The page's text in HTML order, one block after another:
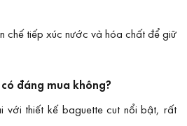
chế tiếp xúc nước và hóa chất để giữ
đáng mua không?
với thiết kế baguette cut nổi bật, rất